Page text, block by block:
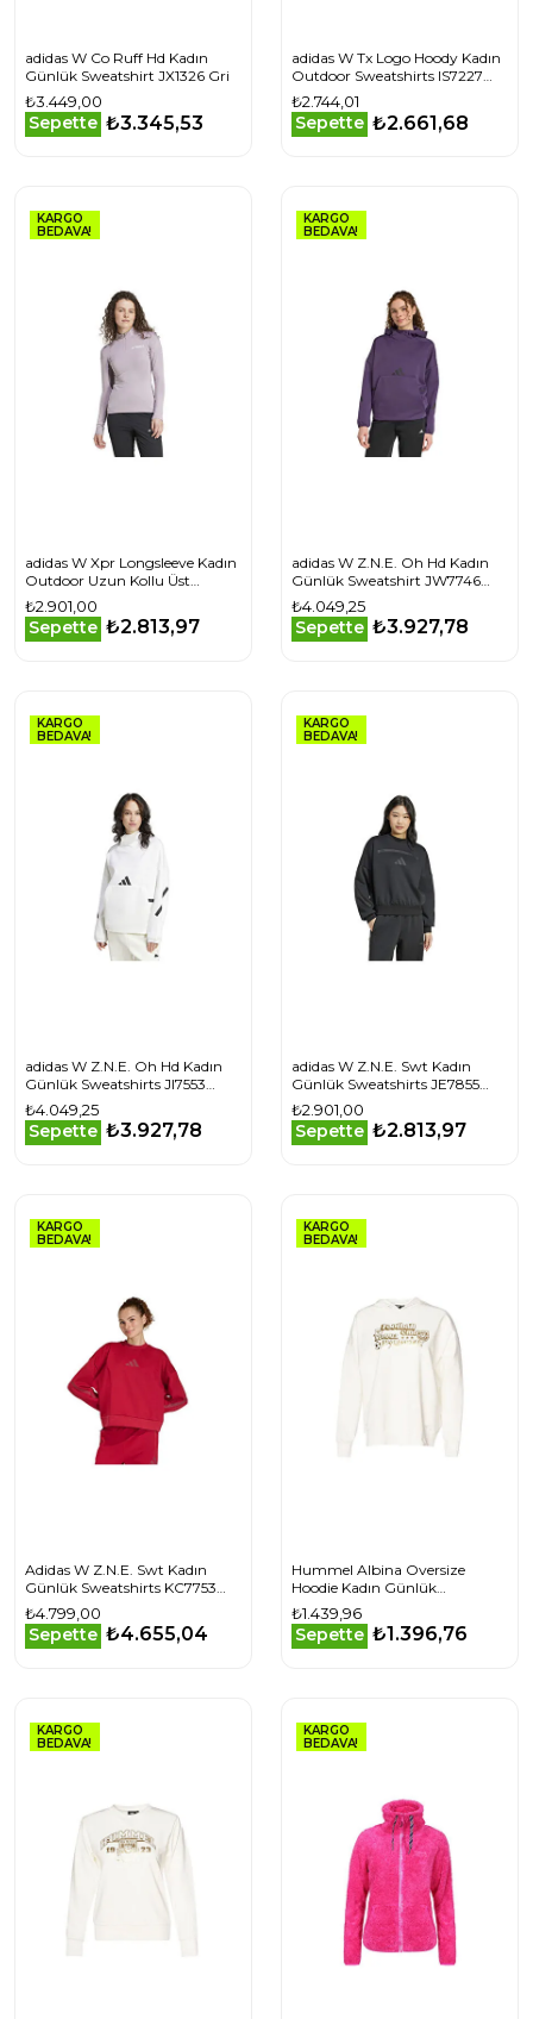
adidas W Co Ruff Hd Kadın
Günlük Sweatshirt JX1326 Gri
₺3.449,00
Sepette ₺3.345,53
adidas W Tx Logo Hoody Kadın
Outdoor Sweatshirts IS7227
Turuncu
₺2.744,01
Sepette ₺2.661,68
KARGO
BEDAVA!
adidas W Xpr Longsleeve Kadın
Outdoor Uzun Kollu Üst
IW9184 Mor
₺2.901,00
Sepette ₺2.813,97
KARGO
BEDAVA!
adidas W Z.N.E. Oh Hd Kadın
Günlük Sweatshirt JW7746
Mor
₺4.049,25
Sepette ₺3.927,78
KARGO
BEDAVA!
adidas W Z.N.E. Oh Hd Kadın
Günlük Sweatshirts JI7553
Beyaz
₺4.049,25
Sepette ₺3.927,78
KARGO
BEDAVA!
adidas W Z.N.E. Swt Kadın
Günlük Sweatshirts JE7855
Siyah
₺2.901,00
Sepette ₺2.813,97
KARGO
BEDAVA!
Adidas W Z.N.E. Swt Kadın
Günlük Sweatshirts KC7753
Kırmızı
₺4.799,00
Sepette ₺4.655,04
KARGO
BEDAVA!
Hummel Albina Oversize
Hoodie Kadın Günlük
Sweatshirts 922135-9003 Bej
₺1.439,96
Sepette ₺1.396,76
KARGO
BEDAVA!
KARGO
BEDAVA!